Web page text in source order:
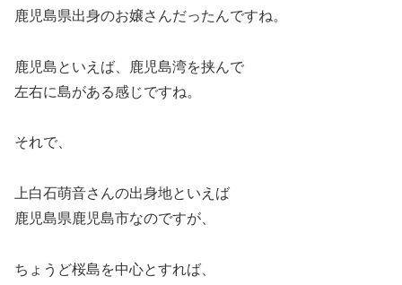
鹿児島県出身のお嬢さんだったんですね。
鹿児島といえば、鹿児島湾を挟んで
左右に島がある感じですね。
それで、
上白石萌音さんの出身地といえば
鹿児島県鹿児島市なのですが、
ちょうど桜島を中心とすれば、